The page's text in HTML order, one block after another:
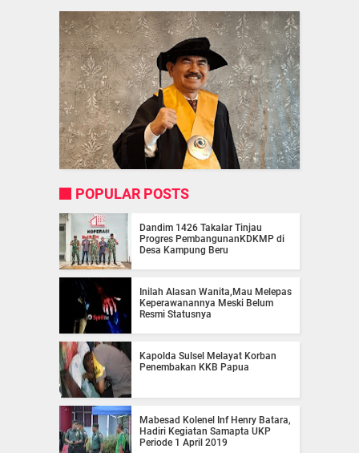
POPULAR POSTS
Dandim 1426 Takalar Tinjau
Progres PembangunanKDKMP di
Desa Kampung Beru
Inilah Alasan Wanita,Mau Melepas
Keperawanannya Meski Belum
Resmi Statusnya
Kapolda Sulsel Melayat Korban
Penembakan KKB Papua
Mabesad Kolenel Inf Henry Batara,
Hadiri Kegiatan Samapta UKP
Periode 1 April 2019